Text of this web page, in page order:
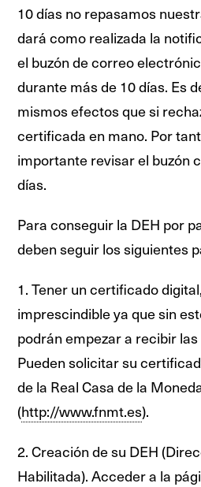
10 días no repasamos
dará como realizada la
el buzón de correo
durante más de 10 días. Es
mismos efectos que si
certificada en mano. Por
importante revisar el buzón
días.
Para conseguir la DEH por
deben seguir los siguientes
1. Tener un certificado
imprescindible ya que sin
podrán empezar a recibir
Pueden solicitar su
de la Real Casa de la
(http://www.fnmt.es).
2. Creación de su DEH
Habilitada). Acceder a la